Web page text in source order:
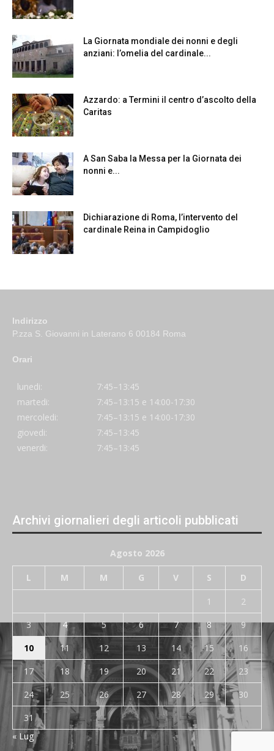
La Giornata mondiale dei nonni e degli
anziani: l’omelia del cardinale...
Azzardo: a Termini il centro d’ascolto della
Caritas
A San Saba la Messa per la Giornata dei
nonni e...
Dichiarazione di Roma, l’intervento del
cardinale Reina in Campidoglio
Indirizzo
P.zza S. Giovanni in Laterano 6 00184 Roma
Orari
lunedi:
7:45–13:45
martedi:
7:45–13:15 e 14:00-17:30
mercoledi:
7:45–13:15 e 14:00-17:30
giovedi:
7:45–13:45
venerdi:
7:45–13:45
Archivi giornalieri degli articoli pubblicati
Agosto 2026
L M M G V S D
1
2
3
4 5 6 7 8
9
10
11 12 13 14 15
16
17
18 19 20 21 22
23
24
25 26 27 28 29
30
31
« Lug